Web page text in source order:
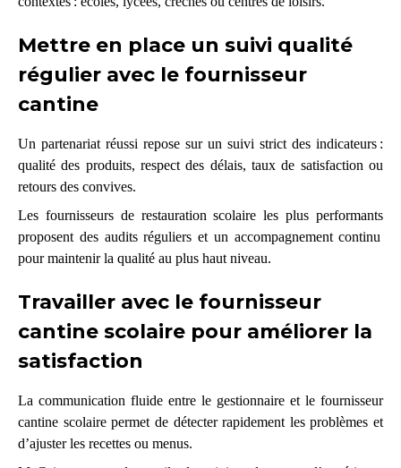
Mettre en place un suivi qualité
régulier avec le fournisseur
cantine
Un partenariat réussi repose sur un suivi strict des indicateurs :
qualité des produits, respect des délais, taux de satisfaction ou
retours des convives.
Les fournisseurs de restauration scolaire les plus performants
proposent des audits réguliers et un accompagnement continu
pour maintenir la qualité au plus haut niveau.
Travailler avec le fournisseur
cantine scolaire pour améliorer la
satisfaction
La communication fluide entre le gestionnaire et le fournisseur
cantine scolaire permet de détecter rapidement les problèmes et
d’ajuster les recettes ou menus.